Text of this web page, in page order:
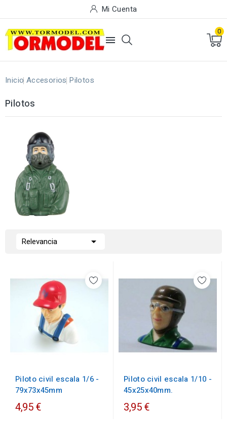
Mi Cuenta

0
Inicio Accesorios Pilotos
Pilotos
Relevancia 
Piloto civil escala 1/6 -
79x73x45mm
4,95 €
Piloto civil escala 1/10 -
45x25x40mm.
3,95 €